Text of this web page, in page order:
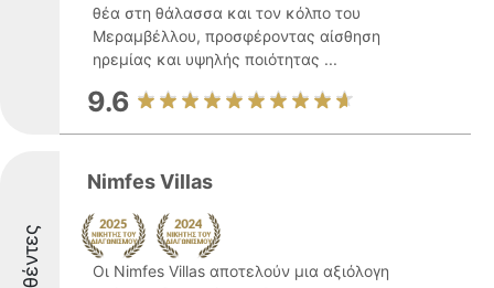
θέα στη θάλασσα και τον κόλπο του
Μεραμβέλλου, προσφέροντας αίσθηση
ηρεμίας και υψηλής ποιότητας ...
9.6
Nimfes Villas
Οι Nimfes Villas αποτελούν μια αξιόλογη